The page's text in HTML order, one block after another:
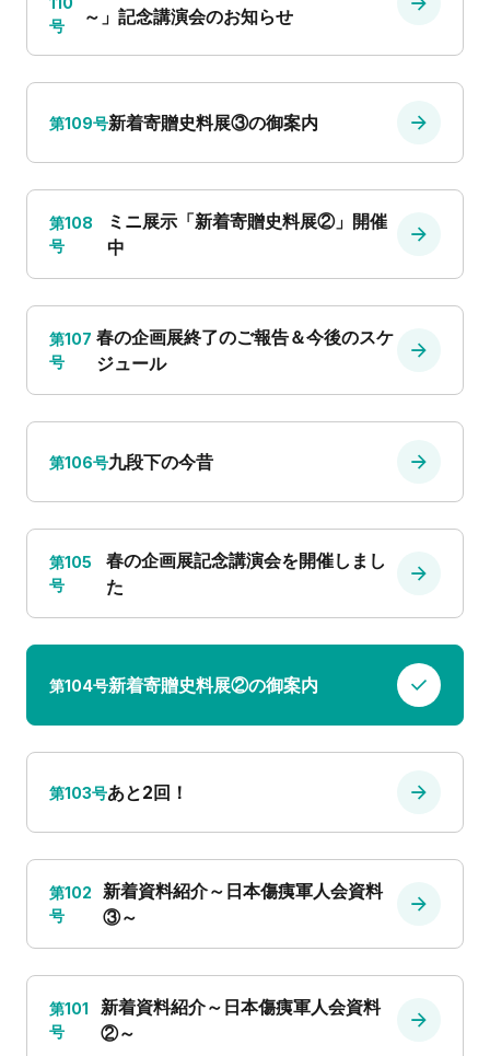
号
～」記念講演会のお知らせ
第109号新着寄贈史料展③の御案内
第108
号
ミニ展示「新着寄贈史料展②」開催
中
第107
号
春の企画展終了のご報告＆今後のスケ
ジュール
第106号九段下の今昔
第105
号
春の企画展記念講演会を開催しまし
た
第104号新着寄贈史料展②の御案内
第103号あと2回！
第102
号
新着資料紹介～日本傷痍軍人会資料
③～
第101
号
新着資料紹介～日本傷痍軍人会資料
②～